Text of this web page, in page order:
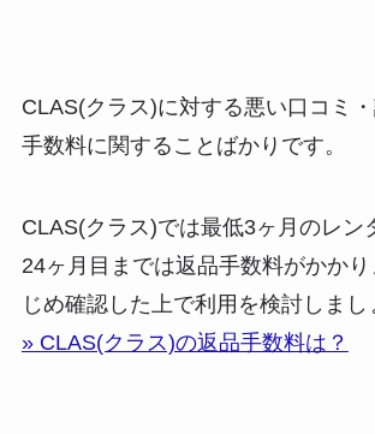
CLAS(クラス)に対する悪い口コミ・
手数料に関することばかり です。
CLAS(クラス)では最低3ヶ月のレン
24ヶ月目までは返品手数料がかか
じめ確認した上で利用を検討しまし
» CLAS(クラス)の返品手数料は？